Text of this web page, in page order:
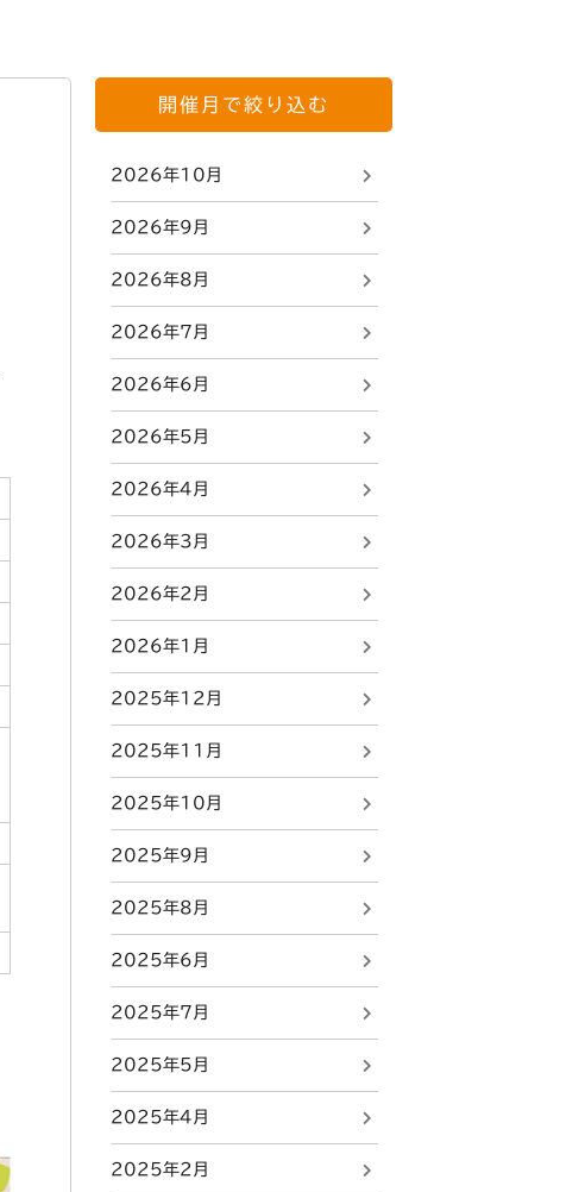
開催月で絞り込む
2026年10月
2026年9月
2026年8月
2026年7月
2026年6月
2026年5月
2026年4月
2026年3月
2026年2月
2026年1月
2025年12月
2025年11月
2025年10月
2025年9月
2025年8月
2025年6月
2025年7月
2025年5月
2025年4月
2025年2月